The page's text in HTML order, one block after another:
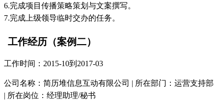
6.完成项目传播策略策划与文案撰写。
7.完成上级领导临时交办的任务。
工作经历（案例二）
工作时间：2015-10到2017-03
公司名称：简历堆信息互动有限公司 | 所在部门：运营支持部
| 所在岗位：经理助理/秘书